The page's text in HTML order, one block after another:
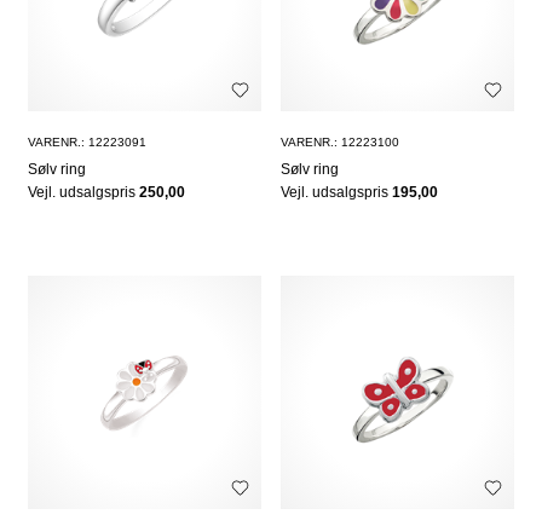
VARENR.: 12223091
Sølv ring
Vejl. udsalgspris 250,00
VARENR.: 12223100
Sølv ring
Vejl. udsalgspris195,00